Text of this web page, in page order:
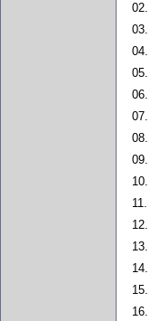
02.
03.
04.
05.
06.
07.
08.
09.
10.
11.
12.
13.
14.
15.
16.